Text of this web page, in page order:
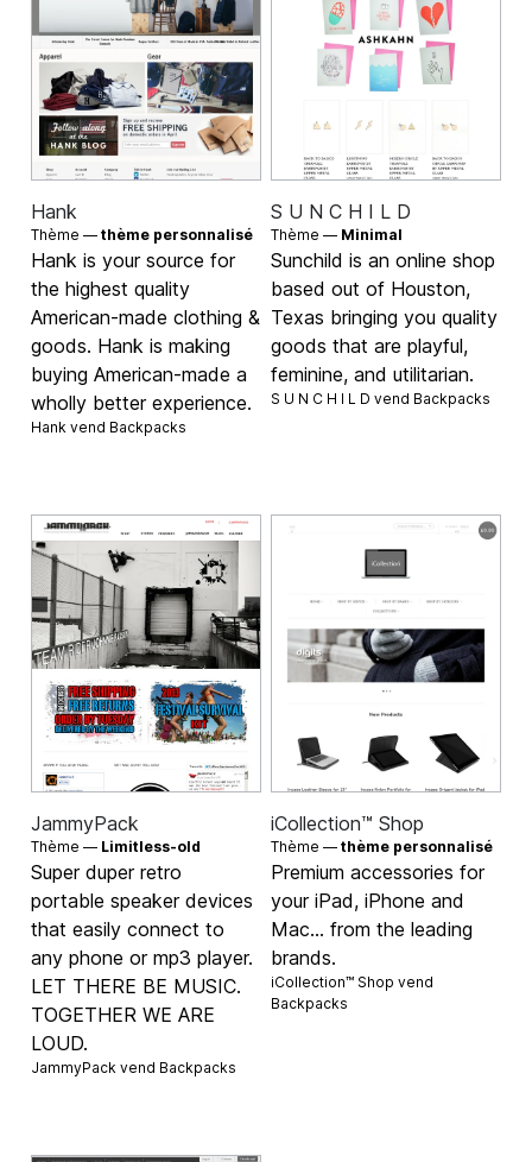
Hank
Thème —thème personnalisé
Hank is your source for
the highest quality
American-made clothing &
goods. Hank is making
buying American-made a
wholly better experience.
Hank vend Backpacks
S U N C H I L D
Thème — Minimal
Sunchild is an online shop
based out of Houston,
Texas bringing you quality
goods that are playful,
feminine, and utilitarian.
S U N C H I L D vend Backpacks
JammyPack
Thème — Limitless-old
Super duper retro
portable speaker devices
that easily connect to
any phone or mp3 player.
LET THERE BE MUSIC.
TOGETHER WE ARE
LOUD.
JammyPack vend Backpacks
iCollection™ Shop
Thème — thème personnalisé
Premium accessories for
your iPad, iPhone and
Mac... from the leading
brands.
iCollection™ Shop vend
Backpacks